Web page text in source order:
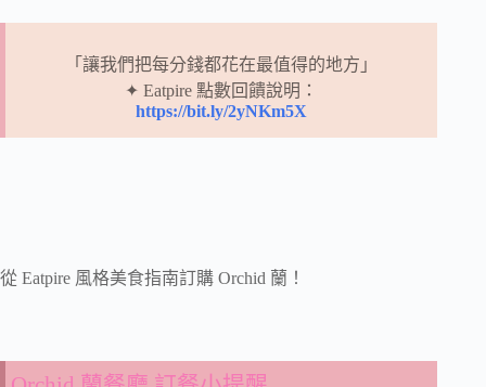
「讓我們把每分錢都花在最值得的地方」
✦ Eatpire 點數回饋說明：
https://bit.ly/2yNKm5X
從 Eatpire 風格美食指南訂購 Orchid 蘭！